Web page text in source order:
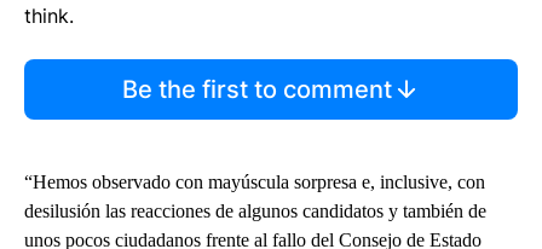
think.
Be the first to comment
“Hemos observado con mayúscula sorpresa e, inclusive, con
desilusión las reacciones de algunos candidatos y también de
unos pocos ciudadanos frente al fallo del Consejo de Estado